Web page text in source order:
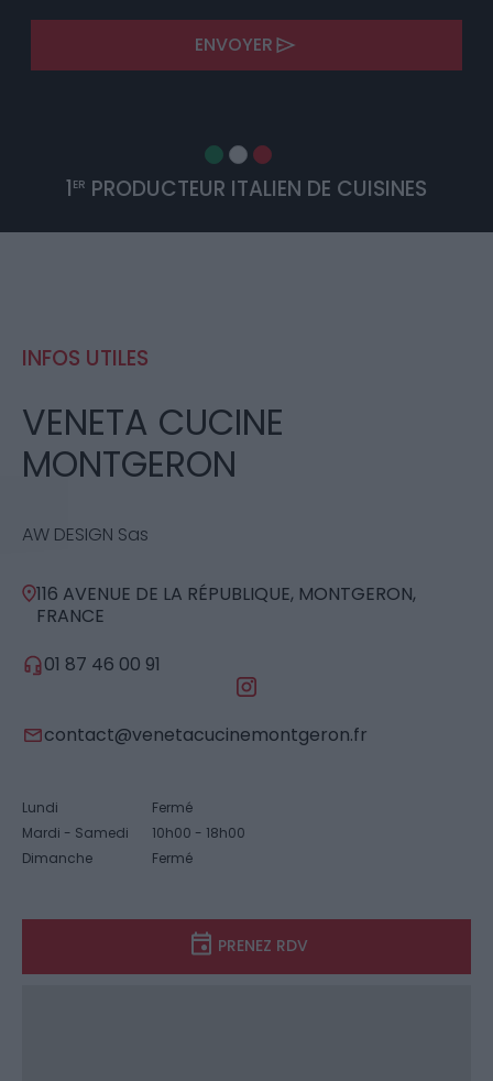
ENVOYER
1 ER PRODUCTEUR ITALIEN DE CUISINES
INFOS UTILES
VENETA CUCINE
MONTGERON
AW DESIGN Sas
116 AVENUE DE LA RÉPUBLIQUE, MONTGERON,
FRANCE
01 87 46 00 91
contact@venetacucinemontgeron.fr
Lundi
Fermé
Mardi - Samedi
10h00 - 18h00
Dimanche
Fermé
PRENEZ RDV